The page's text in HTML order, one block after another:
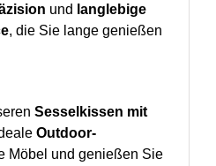
und langlebige
, die Sie lange genießen
Sesselkissen mit
Outdoor-
Möbel und genießen Sie